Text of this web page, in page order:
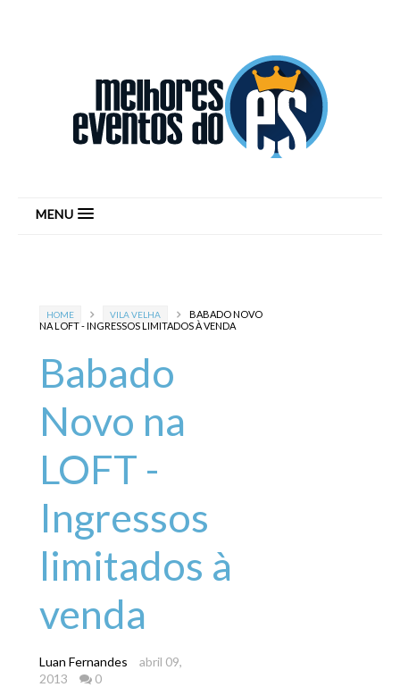
MENU
HOME VILA VELHA
BABADO NOVO
NA LOFT - INGRESSOS LIMITADOS À VENDA
Babado
Novo na
LOFT -
Ingressos
limitados à
venda
Luan Fernandes
abril 09,
2013
0